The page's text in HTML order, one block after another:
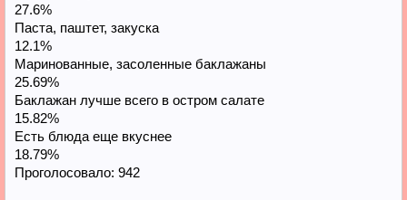
27.6%
Паста, паштет, закуска
12.1%
Маринованные, засоленные баклажаны
25.69%
Баклажан лучше всего в остром салате
15.82%
Есть блюда еще вкуснее
18.79%
Проголосовало: 942